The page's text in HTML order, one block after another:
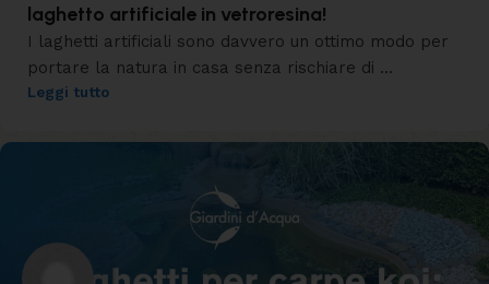
laghetto artificiale in vetroresina!
I laghetti artificiali sono davvero un ottimo modo per
portare la natura in casa senza rischiare di ...
Leggi tutto